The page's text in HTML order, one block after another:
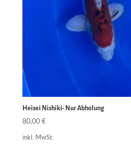
Heisei Nishiki- Nur Abholung
80,00 €
inkl. MwSt.